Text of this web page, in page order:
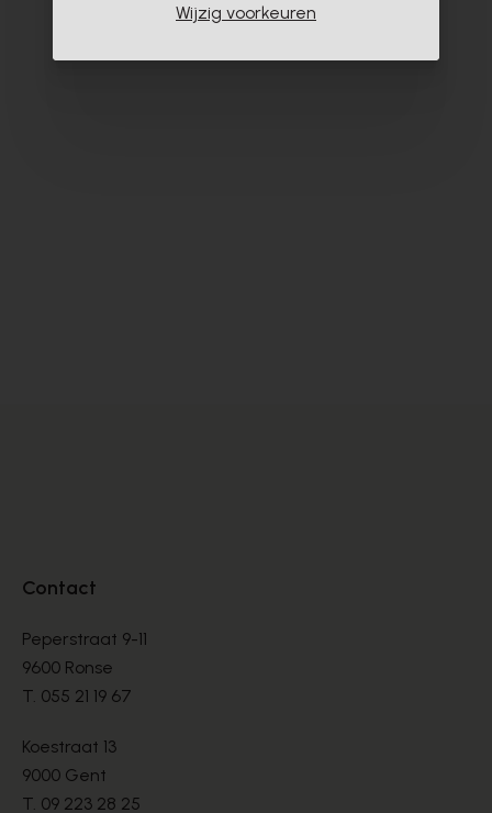
Contact
Peperstraat 9-11
9600 Ronse
T. 055 21 19 67
Koestraat 13
9000 Gent
T. 09 223 28 25
Wijzig voorkeuren